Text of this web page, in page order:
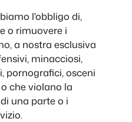
l'obbligo di,
o rimuovere i
a nostra esclusiva
minacciosi,
pornografici, osceni
che violano la
una parte o i